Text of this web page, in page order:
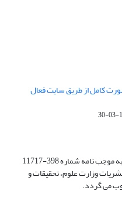
کامل از طریق سایت فعال
فصلنامه پژوهش های نوین حقوق اداری به موجب نامه شماره 398-11717
نشریات وزارت علوم، تحقیقات و
می گردد.